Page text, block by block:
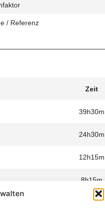
/ Referenz
Zeit
39h30m
24h30m
12h15m
8h15m